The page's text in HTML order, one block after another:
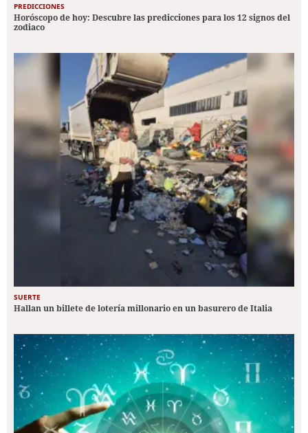
PREDICCIONES
Horóscopo de hoy: Descubre las predicciones para los 12 signos del
zodiaco
SUERTE
Hallan un billete de lotería millonario en un basurero de Italia